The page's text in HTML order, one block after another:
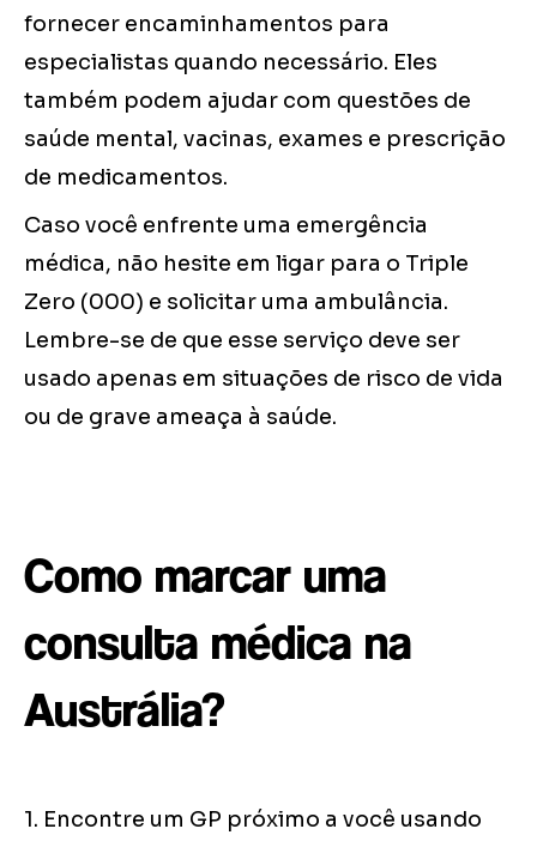
fornecer encaminhamentos para
especialistas quando necessário. Eles
também podem ajudar com questões de
saúde mental, vacinas, exames e prescrição
de medicamentos.
Caso você enfrente uma emergência
médica, não hesite em ligar para o Triple
Zero (000) e solicitar uma ambulância.
Lembre-se de que esse serviço deve ser
usado apenas em situações de risco de vida
ou de grave ameaça à saúde.
Como marcar uma
consulta médica na
Austrália?
1. Encontre um GP próximo a você usando